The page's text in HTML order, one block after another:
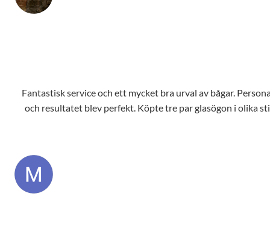
Fantastisk service och ett mycket bra urval av bågar.
och resultatet blev perfekt. Köpte tre par glasögon i olika
anpassat innehåll